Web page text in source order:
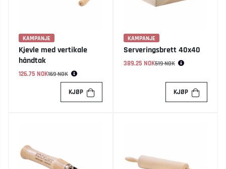
KAMPANJE
Kjevle med vertikale
håndtak
126.75 NOK
Vanlig pris:169 NOK
KJØP
KAMPANJE
Serveringsbrett 40x40
389.25 NOK
Vanlig pris:519 NOK
KJØP